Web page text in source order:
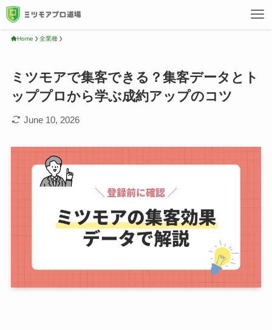
Home 全業種
ミツモアで集客できる？集客データとト
ッププロから学ぶ成約アップのコツ
June 10, 2026